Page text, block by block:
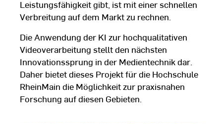
Leistungsfähigkeit gibt, ist mit einer schnellen
Verbreitung auf dem Markt zu rechnen.
Die Anwendung der KI zur hochqualitativen
Videoverarbeitung stellt den nächsten
Innovationssprung in der Medientechnik dar.
Daher bietet dieses Projekt für die Hochschule
RheinMain die Möglichkeit zur praxisnahen
Forschung auf diesen Gebieten.